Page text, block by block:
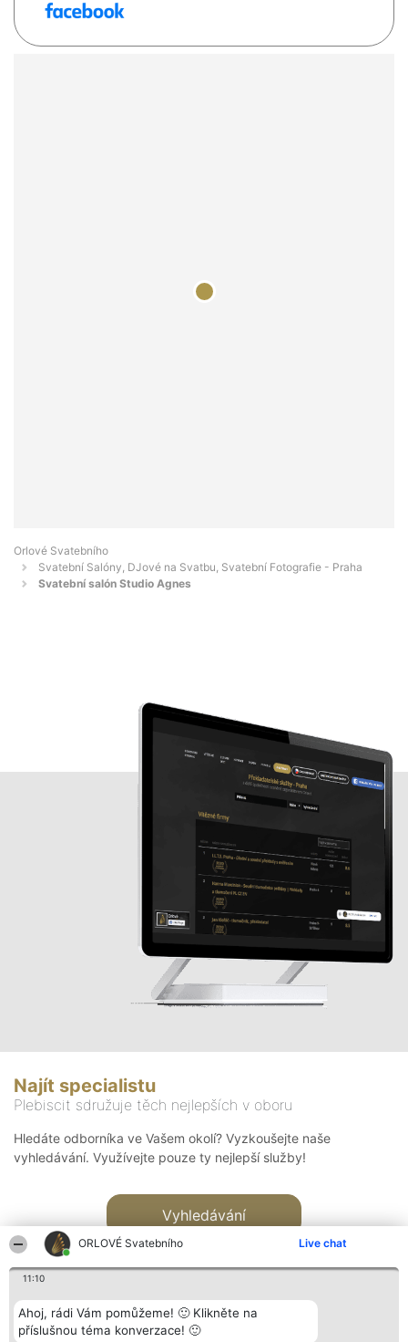
ORLOVÉ Svatebního Live chat
11:10
Ahoj, rádi Vám pomůžeme! 🙂 Klikněte na
příslušnou téma konverzace! 🙂
Orlové Svatebního
Svatební Salóny, DJové na Svatbu, Svatební Fotografie - Praha
Svatební salón Studio Agnes
Najít specialistu
Plebiscit sdružuje těch nejlepších v oboru
Hledáte odborníka ve Vašem okolí? Vyzkoušejte naše
vyhledávání. Využívejte pouze ty nejlepší služby!
Vyhledávání